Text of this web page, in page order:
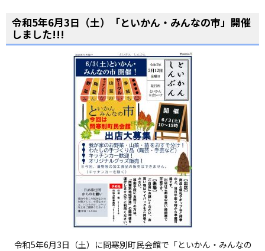
令和5年6月3日（土）「といかん・みんなの市」開催
しました!!!
令和5年6月3日（土）に問寒別町民会館で「といかん・みんなの